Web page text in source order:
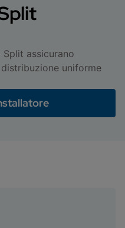
assicurano
uniforme